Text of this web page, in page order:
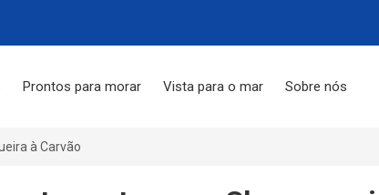
Prontos para morar Vista para o mar Sobre nós
à Carvão